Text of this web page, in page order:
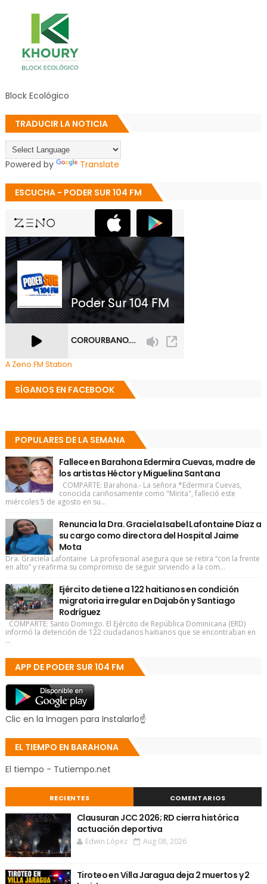
Block Ecológico
TRADUCIR LA NOTICIA
Powered by Translate
ESCUCHA - PODER SUR 104 FM
A Zeno.FM Station
SÍGANOS EN FACEBOOK
POPULARES DE LA SEMANA
Fallece en Barahona Edermira Cuevas, madre de
los artistas Héctor y Miguelina Santana
COMPARTE: Barahona.- La señora *Edermira Cuevas,
conocida cariñosamente como "Mirita", falleció este
miércoles 5 de agosto en su...
Renuncia la Dra. Graciela Isabel Lafontaine Díaz a
su cargo como directora del Hospital Jaime
Mota
Dra. Graciela Lafontaine La profesional asegura que se retira “con la frente
en alto” y reafirma su compromiso de seguir sirviendo a la com...
Ejército detiene a 122 haitianos en condición
migratoria irregular en Dajabón y Santiago
Rodríguez
COMPARTE: Santo Domingo. El Ejército de República Dominicana (ERD)
informó la detención de 122 ciudadanos haitianos que se encontraban en
...
APP DE PODER SUR 104 FM
Clic en la Imagen para Instalarlo☝
EL TIEMPO EN BARAHONA
El tiempo - Tutiempo.net
RECIENTES COMENTARIOS
Clausuran JCC 2026; RD cierra histórica
actuación deportiva
Edwin López Aug 08, 2026
Tiroteo en Villa Jaragua deja 2 muertos y 2